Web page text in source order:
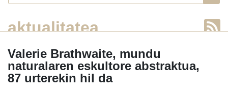
aktualitatea
Valerie Brathwaite, mundu
naturalaren eskultore abstraktua,
87 urterekin hil da